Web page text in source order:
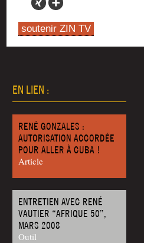
EN LIEN :
RENÉ GONZALES :
AUTORISATION ACCORDÉE
POUR ALLER À CUBA !
Article
ENTRETIEN AVEC RENÉ
VAUTIER “AFRIQUE 50”,
MARS 2008
Outil
soutenir ZIN TV